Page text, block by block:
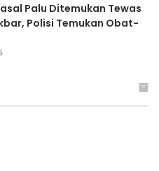
Palu Ditemukan Tewas
Polisi Temukan Obat-